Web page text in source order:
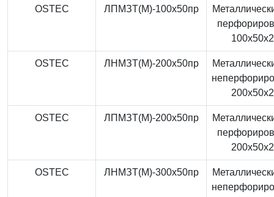
OSTEC ЛПМЗТ(М)-100x50пр
OSTEC ЛНМЗТ(М)-200x50пр
OSTEC ЛПМЗТ(М)-200x50пр
OSTEC ЛНМЗТ(М)-300x50пр